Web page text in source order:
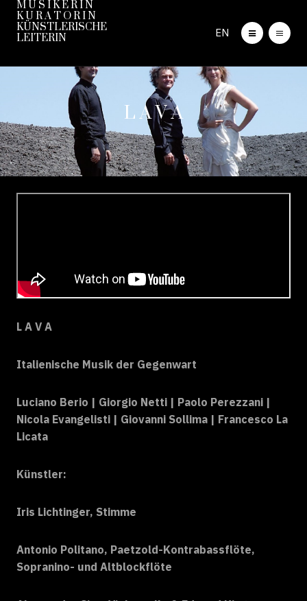
M U S I K E R I N
K U R A T O R I N
KÜNSTLERISCHE
LEITERIN
EN
L A V A
L A V A
Italienische Musik der Gegenwart
Luciano Berio | Giorgio Netti | Paolo Perezzani |
Nicola Evangelisti | Giovanni Sollima | Francesco La
Licata
Künstler:
Iris Lichtinger, Stimme
Antonio Politano, Paetzold-Kontrabassflöte,
Sopranino- und Altblockflöte